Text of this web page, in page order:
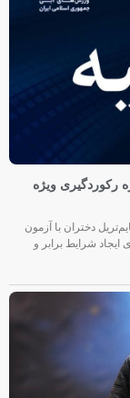
رکوردگیری ویژه
دختران با آزمون
شرایط برابر و